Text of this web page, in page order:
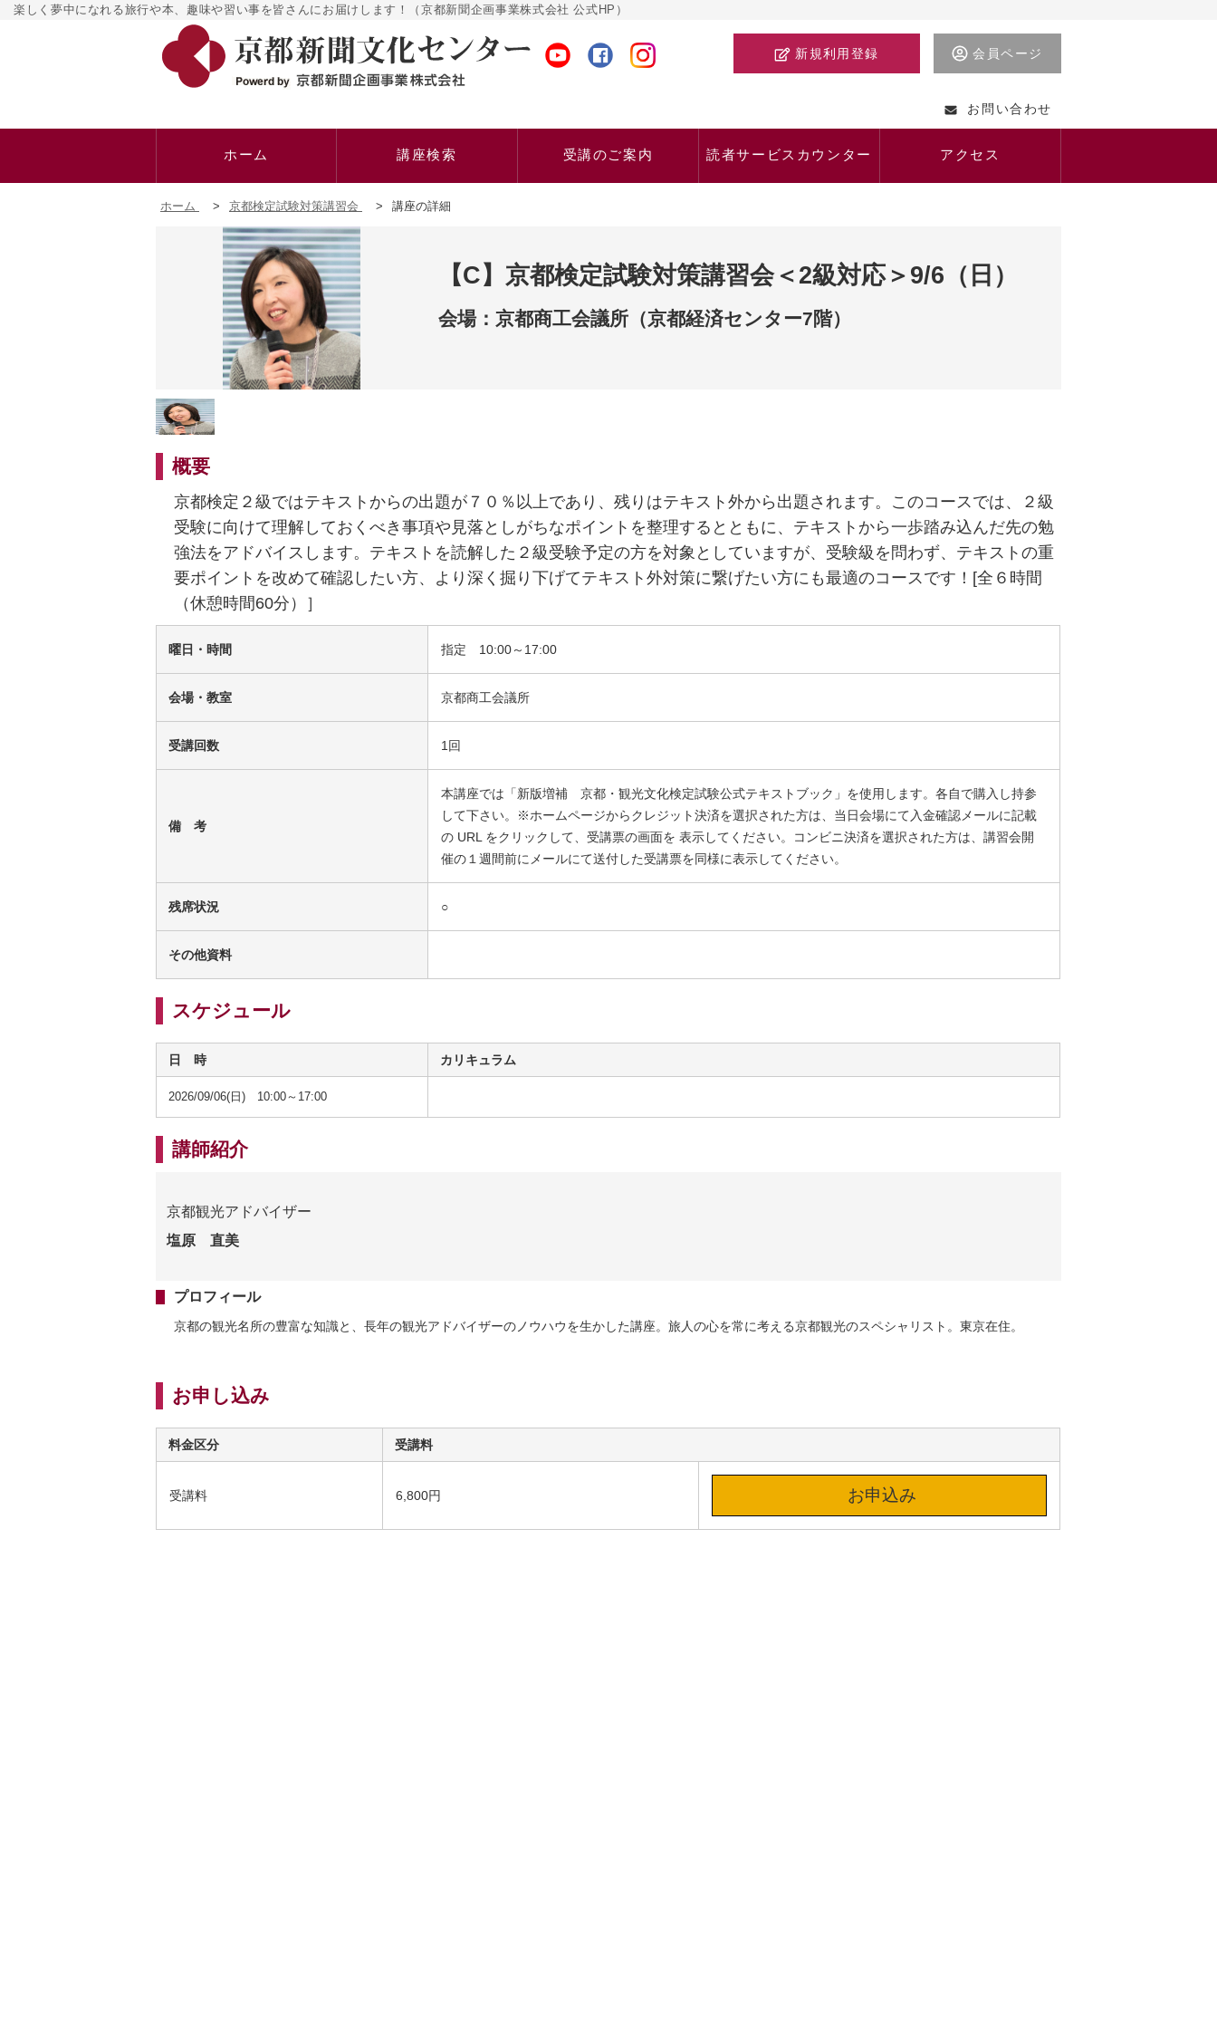
楽しく夢中になれる旅行や本、趣味や習い事を皆さんにお届けします！（京都新聞企画事業株式会社 公式HP）
会員ページ
新規利用登録
お問い合わせ
ホーム 講座検索 受講のご案内 読者サービスカウンター アクセス
ホーム > 京都検定試験対策講習会 > 講座の詳細
【C】京都検定試験対策講習会＜2級対応＞9/6（日）
会場：京都商工会議所（京都経済センター7階）
概要
京都検定２級ではテキストからの出題が７０％以上であり、残りはテキスト外から出題されます。このコースでは、２級
受験に向けて理解しておくべき事項や見落としがちなポイントを整理するとともに、テキストから一歩踏み込んだ先の勉
強法をアドバイスします。テキストを読解した２級受験予定の方を対象としていますが、受験級を問わず、テキストの重
要ポイントを改めて確認したい方、より深く掘り下げてテキスト外対策に繋げたい方にも最適のコースです！[全６時間
（休憩時間60分）］
曜日・時間 指定 10:00～17:00
会場・教室 京都商工会議所
受講回数 1回
備 考
本講座では「新版増補 京都・観光文化検定試験公式テキストブック」を使用します。各自で購入し持参
して下さい。※ホームページからクレジット決済を選択された方は、当日会場にて入金確認メールに記載
の URL をクリックして、受講票の画面を 表示してください。コンビニ決済を選択された方は、講習会開
催の１週間前にメールにて送付した受講票を同様に表示してください。
残席状況 ○
その他資料
スケジュール
日 時 カリキュラム
2026/09/06(日) 10:00～17:00
講師紹介
京都観光アドバイザー
塩原 直美
プロフィール
京都の観光名所の豊富な知識と、長年の観光アドバイザーのノウハウを生かした講座。旅人の心を常に考える京都観光のスペシャリスト。東京在住。
お申し込み
料金区分 受講料
受講料 6,800円 お申込み